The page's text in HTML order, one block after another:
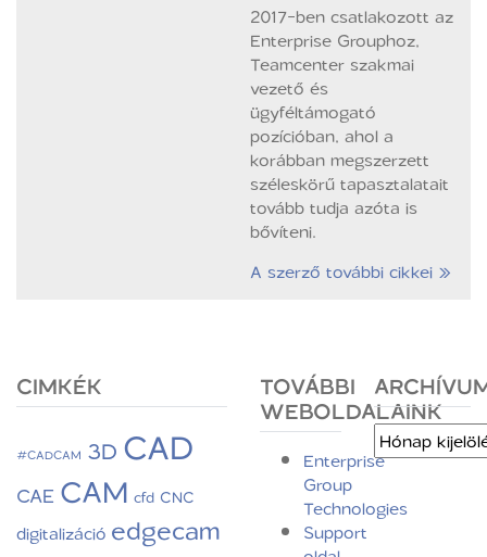
2017-ben csatlakozott az
Enterprise Grouphoz,
Teamcenter szakmai
vezető és
ügyféltámogató
pozícióban, ahol a
korábban megszerzett
széleskörű tapasztalatait
tovább tudja azóta is
bővíteni.
A szerző további cikkei »
CIMKÉK
#CADCAM 3DCAD
CAE CAM cfd CNC
digitalizáció edgecam
TOVÁBBI
WEBOLDALAINK
Enterprise
Group
Technologies
Support
Archívum